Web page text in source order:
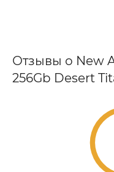
Отзывы о New
256Gb Desert